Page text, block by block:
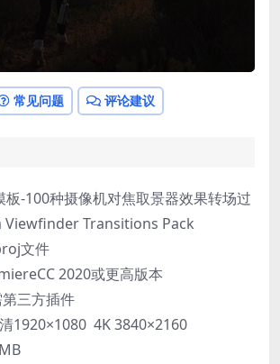
常见问题 评论建议
板-100种摄像机对焦取景器效果转场过
Viewfinder Transitions Pack
文件
2020或更高版本
三方插件
1920×1080 4K 3840×2160